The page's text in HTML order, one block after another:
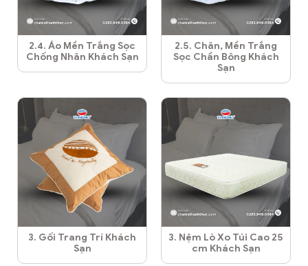
2.4. Áo Mền Trắng Sọc
Chống Nhăn Khách Sạn
2.5. Chăn, Mền Trắng
Sọc Chần Bông Khách
Sạn
3. Gối Trang Trí Khách
Sạn
3. Nệm Lò Xo Túi Cao 25
cm Khách Sạn